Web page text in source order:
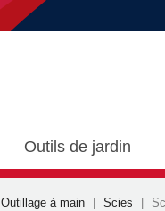
Outils de jardin
Outillage à main Scies